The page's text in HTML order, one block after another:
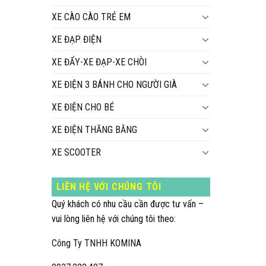
XE CÀO CÀO TRẺ EM
XE ĐẠP ĐIỆN
XE ĐẨY-XE ĐẠP-XE CHÒI
XE ĐIỆN 3 BÁNH CHO NGƯỜI GIÀ
XE ĐIỆN CHO BÉ
XE ĐIỆN THĂNG BẰNG
XE SCOOTER
LIÊN HỆ VỚI CHÚNG TÔI
Quý khách có nhu cầu cần được tư vấn –
vui lòng liên hệ với chúng tôi theo:
Công Ty TNHH KOMINA